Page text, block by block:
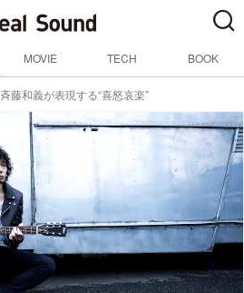
MOVIE TECH BOOK
斉藤和義が表現する“喜怒哀楽”